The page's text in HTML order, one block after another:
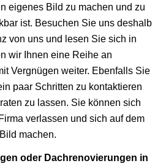
eigenes Bild zu machen und zu
ist. Besuchen Sie uns deshalb
von uns und lesen Sie sich in
wir Ihnen eine Reihe an
Vergnügen weiter. Ebenfalls Sie
paar Schritten zu kontaktieren
zu lassen. Sie können sich
verlassen und sich auf dem
machen.
oder Dachrenovierungen in